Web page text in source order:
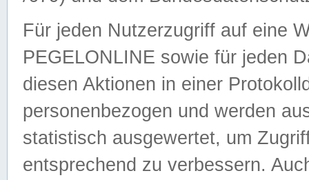
Für jeden Nutzerzugriff auf eine
PEGELONLINE sowie für jeden
diesen Aktionen in einer
personenbezogen und werden
statistisch ausgewertet, um
entsprechend zu verbessern.